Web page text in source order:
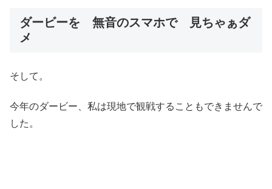
ダービーを 無音のスマホで 見ちゃぁダ
メ
そして。
今年のダービー、私は現地で観戦することもできませんで
した。